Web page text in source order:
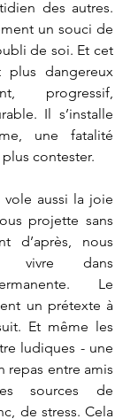
des autres.
un souci de
de soi. Et cet
plus dangereux
progressif,
Il s’installe
une fatalité
contester.
vole aussi la joie
projette sans
d’après, nous
vivre dans
Le
un prétexte à
Et même les
ludiques - une
repas entre amis
sources de
de stress. Cela